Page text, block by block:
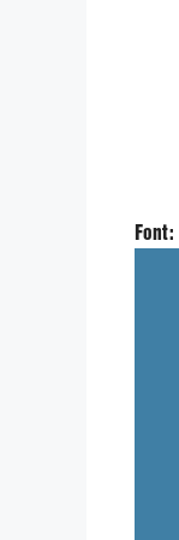
Font: